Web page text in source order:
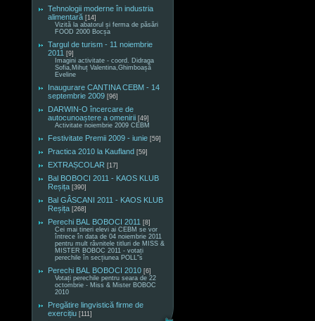
Tehnologii moderne în industria
alimentară [14]
Vizită la abatorul și ferma de păsări
FOOD 2000 Bocșa
Targul de turism - 11 noiembrie
2011 [9]
Imagini activitate - coord. Didraga
Sofia,Mihuț Valentina,Ghimboașă
Eveline
Inaugurare CANTINA CEBM - 14
septembrie 2009 [96]
DARWIN-O încercare de
autocunoaștere a omenirii [49]
Activitate noiembrie 2009 CEBM
Festivitate Premii 2009 - iunie [59]
Practica 2010 la Kaufland [59]
EXTRAȘCOLAR [17]
Bal BOBOCI 2011 - KAOS KLUB
Reșița [390]
Bal GÂSCANI 2011 - KAOS KLUB
Reșița [268]
Perechi BAL BOBOCI 2011 [8]
Cei mai tineri elevi ai CEBM se vor
întrece în data de 04 noiembrie 2011
pentru mult râvnitele titluri de MISS &
MISTER BOBOC 2011 - votați
perechile în secțiunea POLL"s
Perechi BAL BOBOCI 2010 [6]
Votați perechile pentru seara de 22
octombrie - Miss & Mister BOBOC
2010
Pregătire lingvistică firme de
exercițiu [111]